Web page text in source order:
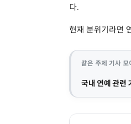
다.
현재 분위기라면
같은 주제 기사 모
국내 연예 관련